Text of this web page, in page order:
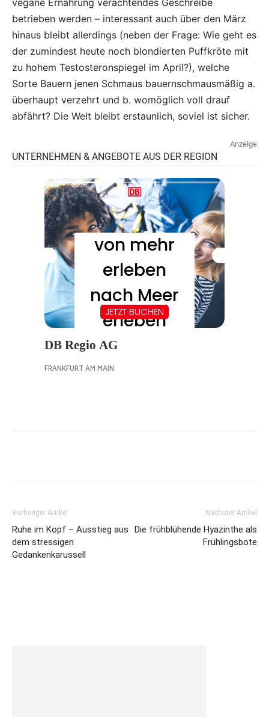
betrieben werden – interessant auch über den März
hinaus bleibt allerdings (neben der Frage: Wie geht es
der zumindest heute noch blondierten Puffkröte mit
zu hohem Testosteronspiegel im April?), welche
Sorte Bauern jenen Schmaus bauernschmausmäßig a.
überhaupt verzehrt und b. womöglich voll drauf
abfährt? Die Welt bleibt erstaunlich, soviel ist sicher.
Vorheriger Artikel
Ruhe im Kopf – Ausstieg aus
dem stressigen
Gedankenkarussell
Nächster Artikel
Die frühblühende Hyazinthe als
Frühlingsbote